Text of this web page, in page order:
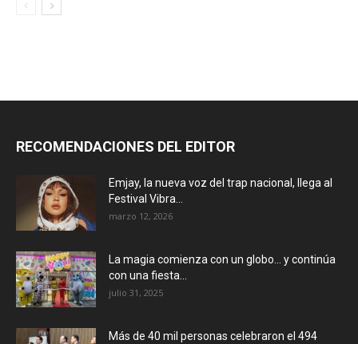
RECOMENDACIONES DEL EDITOR
Emjay, la nueva voz del trap nacional, llega al
Festival Vibra...
marzo 12, 2026
La magia comienza con un globo… y continúa
con una fiesta...
julio 31, 2025
Más de 40 mil personas celebraron el 494